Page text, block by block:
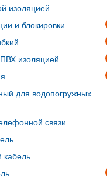
изоляцией
и блокировки
изоляцией
для водопогружных
связи
кабель